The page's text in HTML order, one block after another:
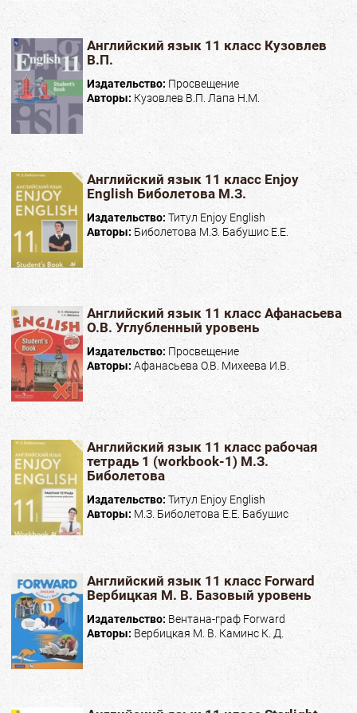
Английский язык 11 класс Кузовлев
В.П.
Издательство: Просвещение
Авторы: Кузовлев В.П. Лапа Н.М.
Английский язык 11 класс Enjoy
English Биболетова М.З.
Издательство: Титул Enjoy English
Авторы: Биболетова М.З. Бабушис Е.Е.
Английский язык 11 класс Афанасьева
О.В. Углубленный уровень
Издательство: Просвещение
Авторы: Афанасьева О.В. Михеева И.В.
Английский язык 11 класс рабочая
тетрадь 1 (workbook-1) М.З.
Биболетова
Издательство: Титул Enjoy English
Авторы: М.З. Биболетова Е.Е. Бабушис
Английский язык 11 класс Forward
Вербицкая М. В. Базовый уровень
Издательство: Вентана-граф Forward
Авторы: Вербицкая М. В. Каминс К. Д.